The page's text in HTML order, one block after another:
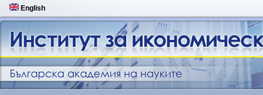
English